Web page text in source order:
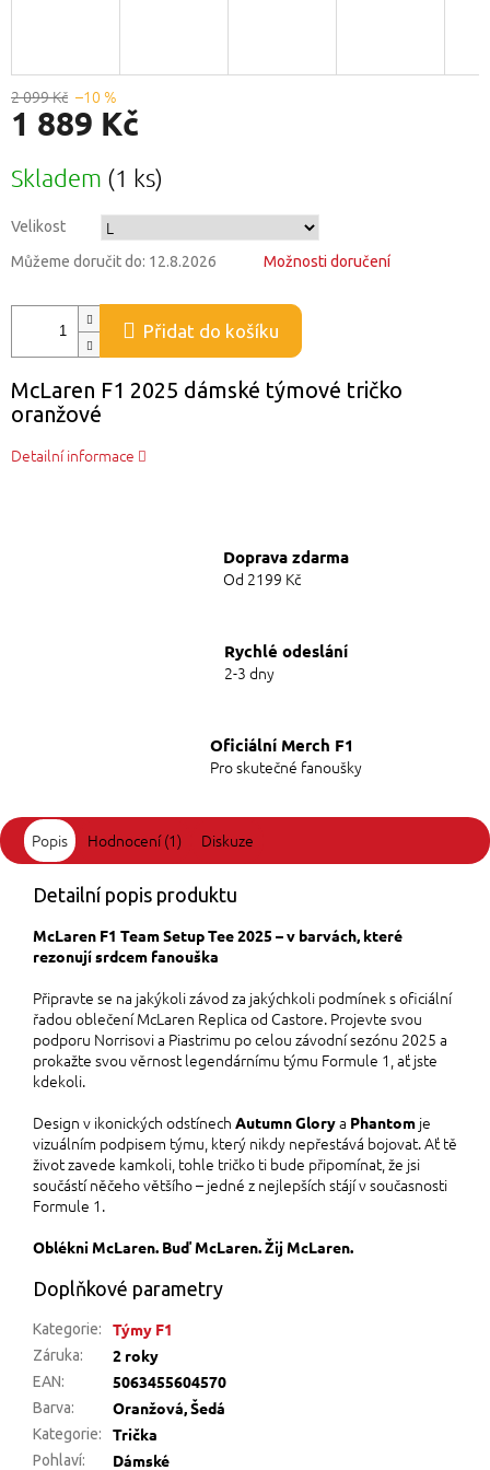
2 099 Kč –10 %
1 889 Kč
cena:
Skladem (1 ks)
Velikost
Můžeme doručit do: 12.8.2026 Možnosti doručení
Přidat do košíku
McLaren F1 2025 dámské týmové tričko
oranžové
Detailní informace
Doprava zdarma
Od 2199 Kč
Rychlé odeslání
2-3 dny
Oficiální Merch F1
Pro skutečné fanoušky
Popis Hodnocení (1) Diskuze
Detailní popis produktu
McLaren F1 Team Setup Tee 2025 – v barvách, které
rezonují srdcem fanouška
Připravte se na jakýkoli závod za jakýchkoli podmínek s oficiální
řadou oblečení McLaren Replica od Castore. Projevte svou
podporu Norrisovi a Piastrimu po celou závodní sezónu 2025 a
prokažte svou věrnost legendárnímu týmu Formule 1, ať jste
kdekoli.
Design v ikonických odstínech Autumn Glorya Phantom je
vizuálním podpisem týmu, který nikdy nepřestává bojovat. Ať tě
život zavede kamkoli, tohle tričko ti bude připomínat, že jsi
součástí něčeho většího – jedné z nejlepších stájí v současnosti
Formule 1.
Oblékni McLaren. Buď McLaren. Žij McLaren.
Doplňkové parametry
Kategorie: Týmy F1
Záruka: 2 roky
EAN: 5063455604570
Barva: Oranžová, Šedá
Kategorie: Trička
Pohlaví: Dámské